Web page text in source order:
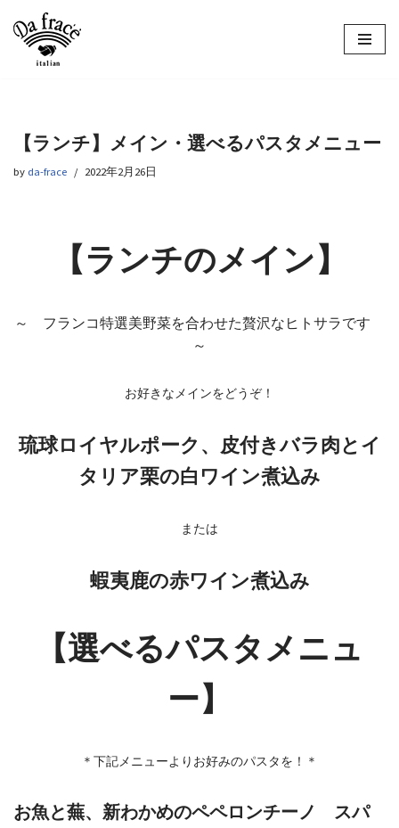
コ
ス
【ランチ】メイン・選べるパスタメニュー
by da-frace 2022年2月26日
【ランチのメイン】
～ フランコ特選美野菜を合わせた贅沢なヒトサラです
～
お好きなメインをどうぞ！
琉球ロイヤルポーク、皮付きバラ肉とイ
タリア栗の白ワイン煮込み
または
蝦夷鹿の赤ワイン煮込み
【選べるパスタメニュ
ー】
＊下記メニューよりお好みのパスタを！＊
お魚と蕪、新わかめのペペロンチーノ スパ